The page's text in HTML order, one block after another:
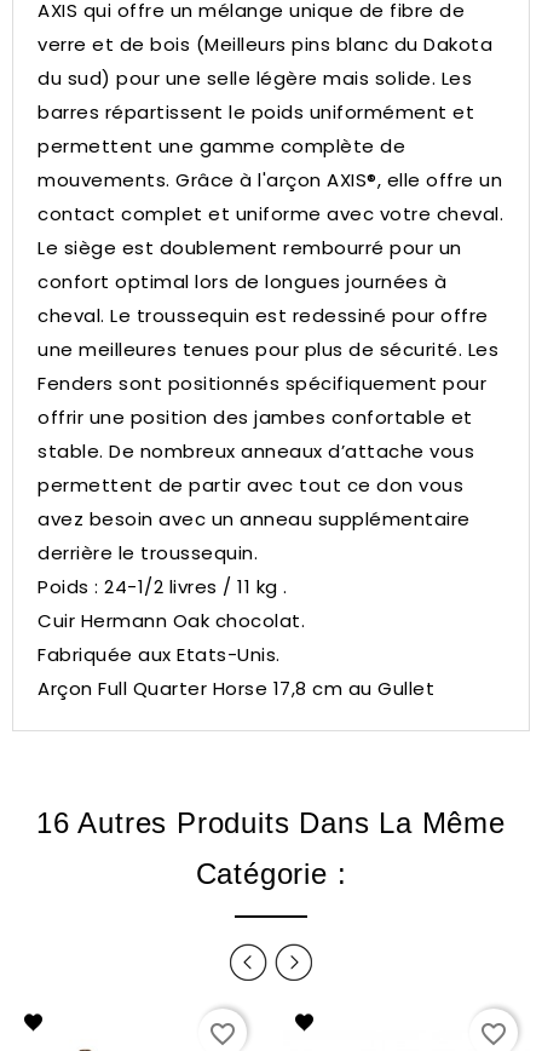
AXIS qui offre un mélange unique de fibre de
verre et de bois (Meilleurs pins blanc du Dakota
du sud) pour une selle légère mais solide. Les
barres répartissent le poids uniformément et
permettent une gamme complète de
mouvements. Grâce à l'arçon AXIS®, elle offre un
contact complet et uniforme avec votre cheval.
Le siège est doublement rembourré pour un
confort optimal lors de longues journées à
cheval. Le troussequin est redessiné pour offre
une meilleures tenues pour plus de sécurité. Les
Fenders sont positionnés spécifiquement pour
offrir une position des jambes confortable et
stable. De nombreux anneaux d’attache vous
permettent de partir avec tout ce don vous
avez besoin avec un anneau supplémentaire
derrière le troussequin.
Poids : 24-1/2 livres / 11 kg .
Cuir Hermann Oak chocolat.
Fabriquée aux Etats-Unis.
Arçon Full Quarter Horse 17,8 cm au Gullet
16 Autres Produits Dans La Même
Catégorie :
favorite_border favorite_border